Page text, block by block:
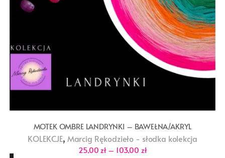
MOTEK OMBRE LANDRYNKI – BAWEŁNA/AKRYL
KOLEKCJE, Marcig Rękodzieło - słodka kolekcja
25,00 zł – 103,00 złZakres